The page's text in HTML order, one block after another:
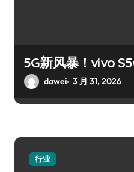
5G新风暴！vivo
dawei 3 月 31, 2026
行业